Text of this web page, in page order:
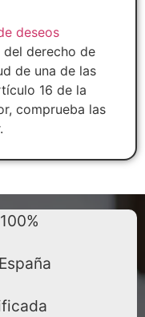
deseos
derecho de
de una de las
16 de la
comprueba las